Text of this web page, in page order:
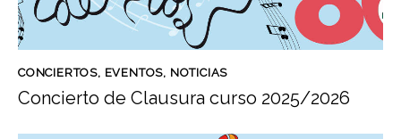
CONCIERTOS, EVENTOS, NOTICIAS
Concierto de Clausura curso 2025/2026